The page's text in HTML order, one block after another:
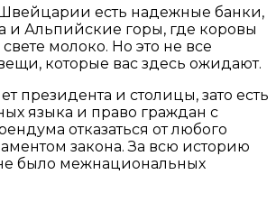
Швейцарии есть надежные банки,
и Альпийские горы, где коровы
молоко. Но это не все
которые вас здесь ожидают.
президента и столицы, зато есть
языка и право граждан с
отказаться от любого
закона. За всю историю
было межнациональных